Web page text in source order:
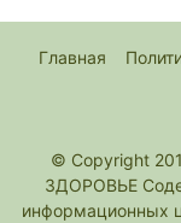
Главная
© Copyright
ЗДОРОВЬЕ
информационных